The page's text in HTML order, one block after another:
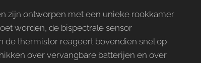
zijn ontworpen met een unieke rookkamer
worden, de bispectrale sensor
de thermistor reageert bovendien snel op
over vervangbare batterijen en over